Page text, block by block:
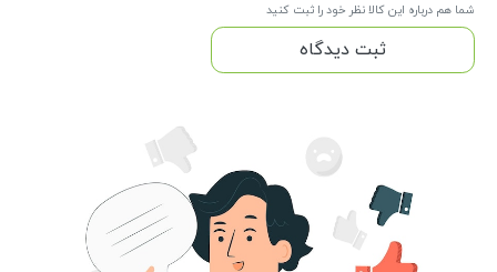
شما هم درباره این کالا نظر خود را ثبت کنید
ثبت دیدگاه